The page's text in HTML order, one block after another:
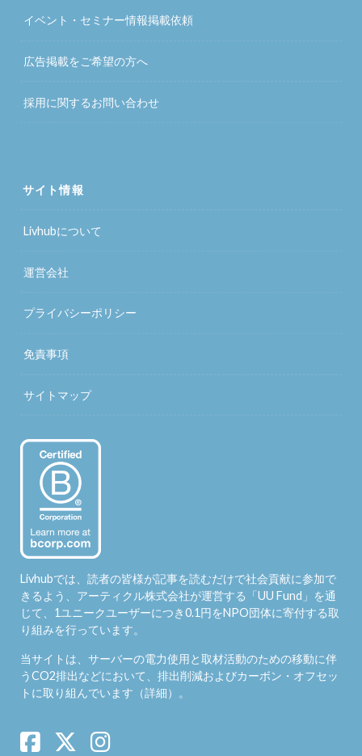
イベント・セミナー情報掲載依頼
広告掲載をご希望の方へ
採用に関するお問い合わせ
サイト情報
Livhubについて
運営会社
プライバシーポリシー
免責事項
サイトマップ
Livhubでは、読者の皆様が記事を読むだけで社会貢献に参加で
きるよう、アーティクル株式会社が運営する「UU Fund 」を通
じて、1ユニークユーザーにつき0.1円をNPO団体に寄付する取
り組みを行っています。
当サイトは、サーバーの電力使用と取材活動のための移動に伴
うCO2排出などにおいて、排出削減およびカーボン・オフセッ
トに取り組んでいます（詳細）。